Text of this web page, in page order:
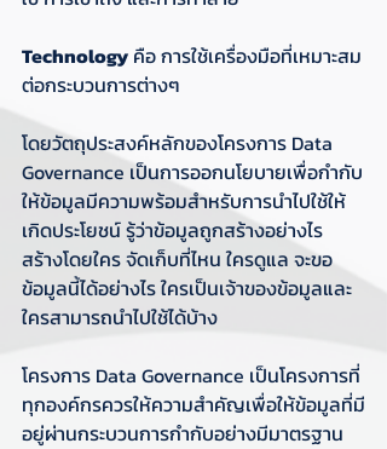
Technology คือ การใช้เครื่องมือที่เหมาะสม
ต่อกระบวนการต่างๆ
โดยวัตถุประสงค์หลักของโครงการ Data
Governance เป็นการออกนโยบายเพื่อกำกับ
ให้ข้อมูลมีความพร้อมสำหรับการนำไปใช้ให้
เกิดประโยชน์ รู้ว่าข้อมูลถูกสร้างอย่างไร
สร้างโดยใคร จัดเก็บที่ไหน ใครดูแล จะขอ
ข้อมูลนี้ได้อย่างไร ใครเป็นเจ้าของข้อมูลและ
ใครสามารถนำไปใช้ได้บ้าง
โครงการ Data Governance เป็นโครงการที่
ทุกองค์กรควรให้ความสำคัญเพื่อให้ข้อมูลที่มี
อยู่ผ่านกระบวนการกำกับอย่างมีมาตรฐาน